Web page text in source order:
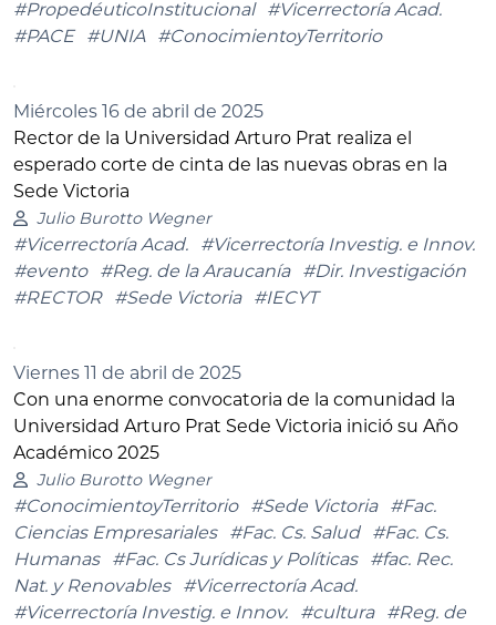
#PropedéuticoInstitucional
#Vicerrectoría Acad.
#PACE
#UNIA #ConocimientoyTerritorio
Miércoles 16 de abril de 2025
Rector de la Universidad Arturo Prat realiza el
esperado corte de cinta de las nuevas obras en la
Sede Victoria
Julio Burotto Wegner
#Vicerrectoría Acad.
#Vicerrectoría Investig. e Innov.
#evento
#Reg. de la Araucanía
#Dir. Investigación
#RECTOR
#Sede Victoria #IECYT
Viernes 11 de abril de 2025
Con una enorme convocatoria de la comunidad la
Universidad Arturo Prat Sede Victoria inició su Año
Académico 2025
Julio Burotto Wegner
#ConocimientoyTerritorio #Sede Victoria
#Fac.
Ciencias Empresariales
#Fac. Cs. Salud
#Fac. Cs.
Humanas
#Fac. Cs Jurídicas y Políticas
#fac. Rec.
Nat. y Renovables
#Vicerrectoría Acad.
#Vicerrectoría Investig. e Innov.
#cultura
#Reg. de